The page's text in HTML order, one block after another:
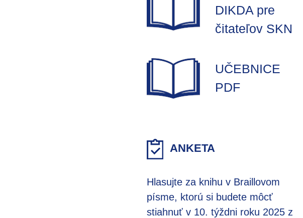
DIKDA pre
čitateľov SKN
UČEBNICE
PDF
ANKETA
Hlasujte za knihu v Braillovom
písme, ktorú si budete môcť
stiahnuť v 10. týždni roku 2025 z